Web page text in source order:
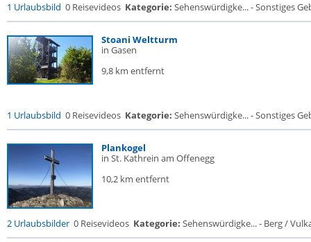
1 Urlaubsbild 0 Reisevideos Kategorie: Sehenswürdigke... - Sonstiges
Stoani Weltturm
in Gasen
9,8 km entfernt
1 Urlaubsbild 0 Reisevideos Kategorie: Sehenswürdigke... - Sonstiges
Plankogel
in St. Kathrein am Offenegg
10,2 km entfernt
2 Urlaubsbilder 0 Reisevideos Kategorie: Sehenswürdigke... - Berg /